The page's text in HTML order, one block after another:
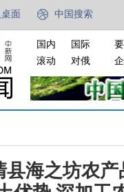
面 中国搜索
国内
国际
滚动
对俄
海之坊农